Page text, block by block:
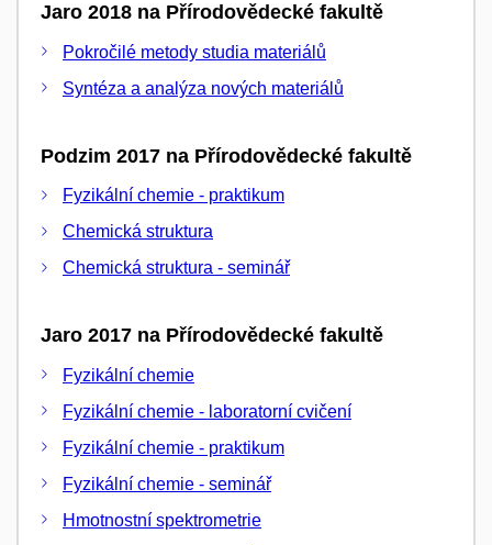
Jaro 2018 na Přírodovědecké fakultě
Pokročilé metody studia materiálů
Syntéza a analýza nových materiálů
Podzim 2017 na Přírodovědecké fakultě
Fyzikální chemie - praktikum
Chemická struktura
Chemická struktura - seminář
Jaro 2017 na Přírodovědecké fakultě
Fyzikální chemie
Fyzikální chemie - laboratorní cvičení
Fyzikální chemie - praktikum
Fyzikální chemie - seminář
Hmotnostní spektrometrie